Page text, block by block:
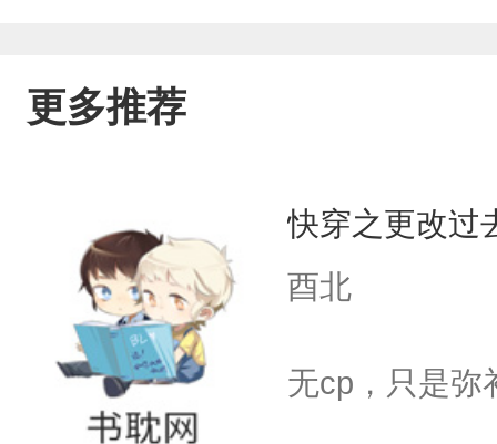
更多推荐
快穿之更改过
酉北
无cp，只是弥